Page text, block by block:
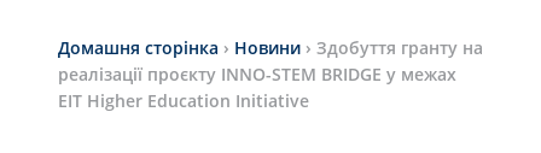
Домашня сторінка › Новини › Здобуття гранту на
реалізації проєкту INNO-STEM BRIDGE у межах
EIT Higher Education Initiative